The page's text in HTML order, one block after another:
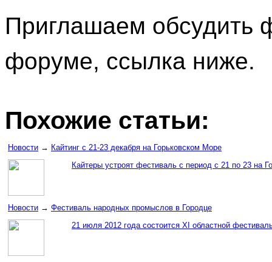
Приглашаем обсудить
форуме, ссылка ниже.
Похожие статьи:
Новости → Кайтинг с 21-23 декабря на Горьковском Море
Кайтеры устроят фестиваль с период с 21 по 23 на
Новости → Фестиваль народных промыслов в Городце
21 июля 2012 года состоится XI областной